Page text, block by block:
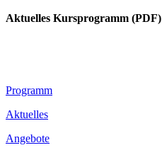
Aktuelles Kursprogramm (PDF)
Footer
Inhalt
Programm
Aktuelles
Angebote